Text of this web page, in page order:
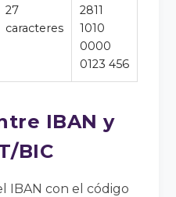
27
caracteres
2811
1010
0000
0123 456
IBAN y
BIC
IBAN con el código